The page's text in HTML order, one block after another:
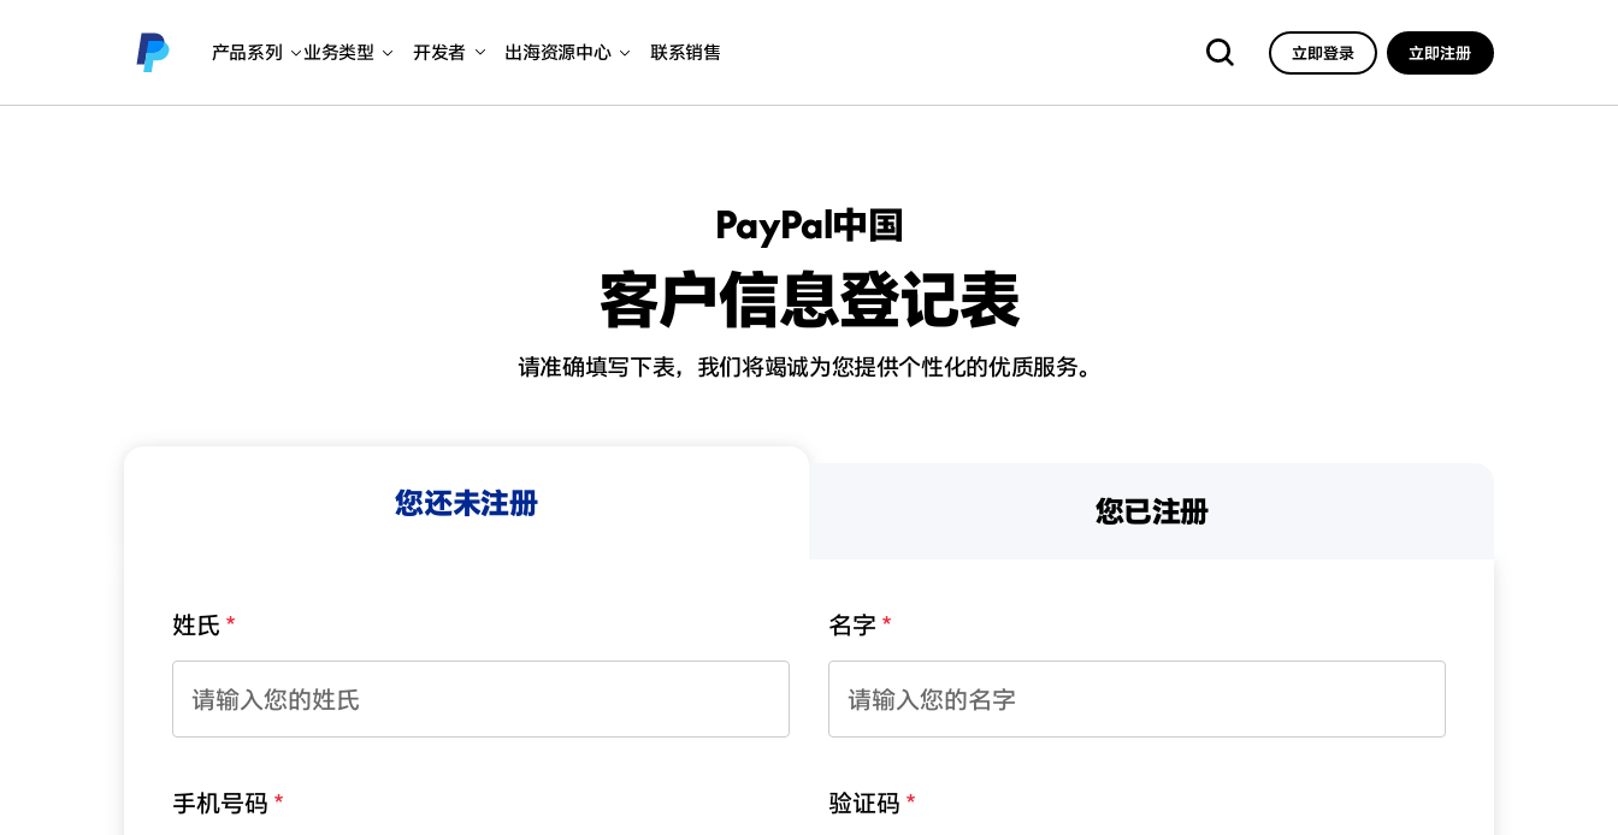
产品系列 业务类型 开发者 出海资源中心 联系销售 立即登录 立即注册
PayPal中国
客户信息登记表
请准确填写下表，我们将竭诚为您提供个性化的优质服务。
您还未注册 您已注册
姓氏 名字
手机号码 验证码